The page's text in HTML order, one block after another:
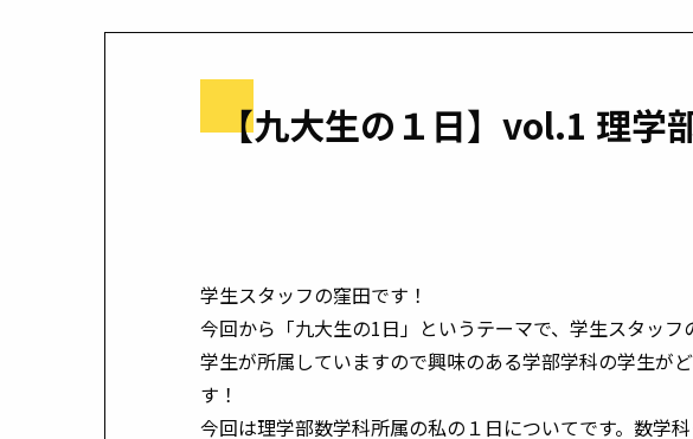
【九大生の１日】vol.1 理学
学生スタッフの窪田です！
今回から「九大生の1日」というテーマで、学生スタッ
学生が所属していますので興味のある学部学科の学生が
す！
今回は理学部数学科所属の私の１日についてです。数学